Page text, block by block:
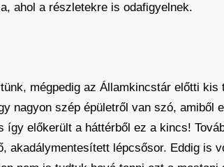
ahol a részletekre is odafigyelnek.
mégpedig az Államkincstár előtti
nagyon szép épületről van szó, amiből
előkerült a háttérből ez a kincs!
akadálymentesített lépcsősor. Eddig is